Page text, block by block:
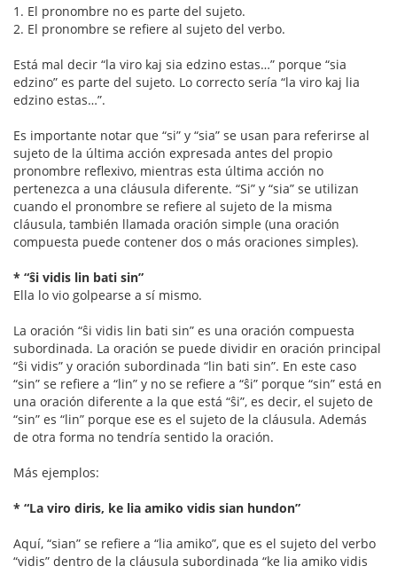
1. El pronombre no es parte del sujeto.
2. El pronombre se refiere al sujeto del verbo.
Está mal decir “la viro kaj sia edzino estas…” porque “sia
edzino” es parte del sujeto. Lo correcto sería “la viro kaj lia
edzino estas…”.
Es importante notar que “si” y “sia” se usan para referirse al
sujeto de la última acción expresada antes del propio
pronombre reflexivo, mientras esta última acción no
pertenezca a una cláusula diferente. “Si” y “sia” se utilizan
cuando el pronombre se refiere al sujeto de la misma
cláusula, también llamada oración simple (una oración
compuesta puede contener dos o más oraciones simples).
* “ŝi vidis lin bati sin”
Ella lo vio golpearse a sí mismo.
La oración “ŝi vidis lin bati sin” es una oración compuesta
subordinada. La oración se puede dividir en oración principal
“ŝi vidis” y oración subordinada “lin bati sin”. En este caso
“sin” se refiere a “lin” y no se refiere a “ŝi” porque “sin” está en
una oración diferente a la que está “ŝi”, es decir, el sujeto de
“sin” es “lin” porque ese es el sujeto de la cláusula. Además
de otra forma no tendría sentido la oración.
Más ejemplos:
* “La viro diris, ke lia amiko vidis sian hundon”
Aquí, “sian” se refiere a “lia amiko”, que es el sujeto del verbo
“vidis” dentro de la cláusula subordinada “ke lia amiko vidis